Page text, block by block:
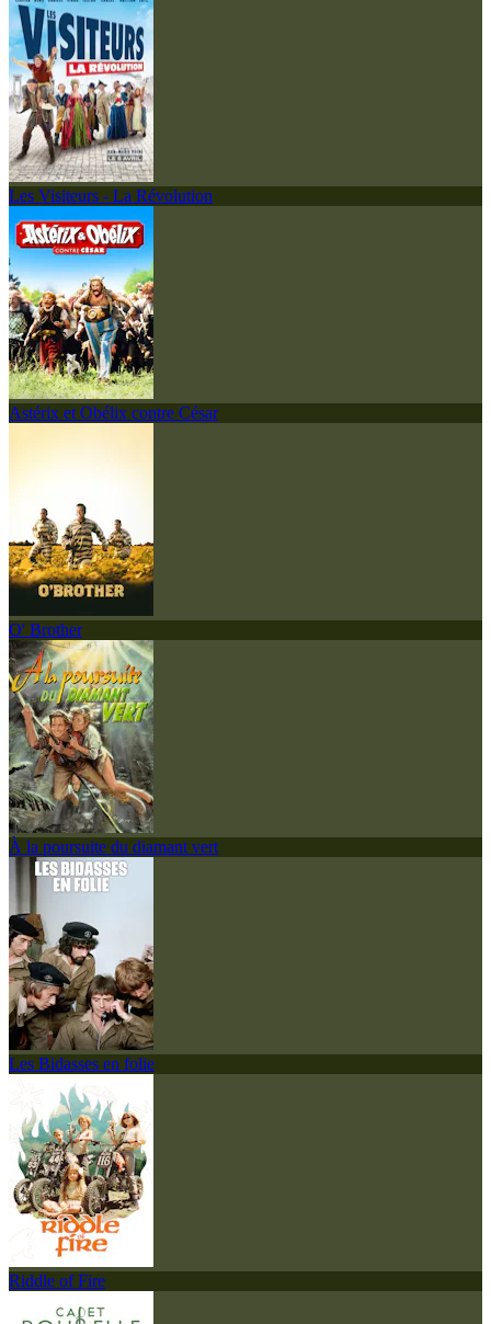
Les Visiteurs - La Révolution
Astérix et Obélix contre César
O' Brother
À la poursuite du diamant vert
Les Bidasses en folie
Riddle of Fire